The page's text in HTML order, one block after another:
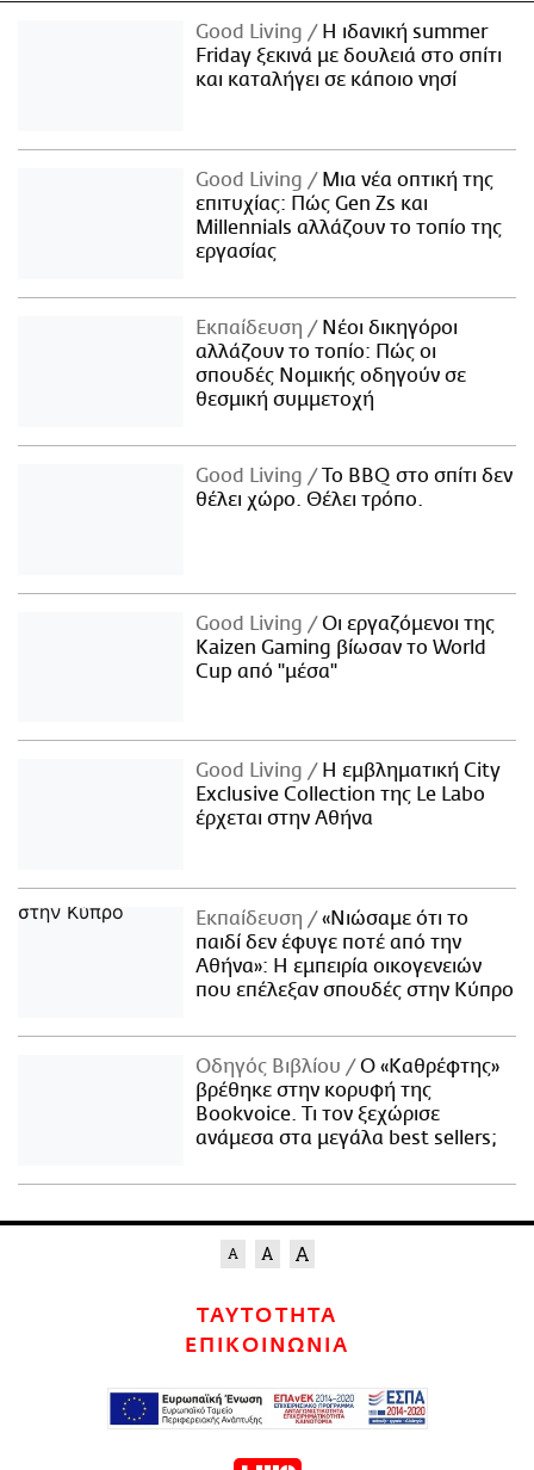
Good Living
Η ιδανική summer
Friday ξεκινά με δουλειά στο σπίτι
και καταλήγει σε κάποιο νησί
Good Living
Μια νέα οπτική της
επιτυχίας: Πώς Gen Zs και
Millennials αλλάζουν το τοπίο της
εργασίας
Εκπαίδευση
Νέοι δικηγόροι
αλλάζουν το τοπίο: Πώς οι
σπουδές Νομικής οδηγούν σε
θεσμική συμμετοχή
Good Living
Το BBQ στο σπίτι δεν
θέλει χώρο. Θέλει τρόπο.
Good Living
Οι εργαζόμενοι της
Kaizen Gaming βίωσαν το World
Cup από "μέσα"
Good Living
Η εμβληματική City
Exclusive Collection της Le Labo
έρχεται στην Αθήνα
Εκπαίδευση
«Νιώσαμε ότι το
παιδί δεν έφυγε ποτέ από την
Αθήνα»: Η εμπειρία οικογενειών
που επέλεξαν σπουδές στην Κύπρο
Οδηγός Βιβλίου
Ο «Καθρέφτης»
βρέθηκε στην κορυφή της
Bookvoice. Τι τον ξεχώρισε
ανάμεσα στα μεγάλα best sellers;
ΤΑΥΤΟΤΗΤΑ
ΕΠΙΚΟΙΝΩΝΙΑ